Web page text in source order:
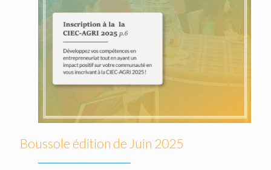
Boussole édition de Juin 2025